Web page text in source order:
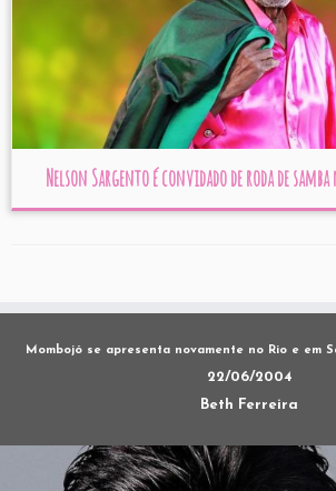
Nelson Sargento é convidado de roda de samba
Mombojó se apresenta novamente no Rio e em
22/06/2004
Beth Ferreira